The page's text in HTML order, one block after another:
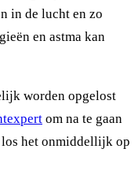
in de lucht en zo
en astma kan
worden opgelost
om na te gaan
het onmiddellijk op